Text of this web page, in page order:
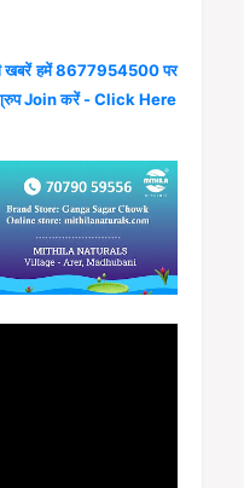
खबरें हमें 8677954500 पर
ग्रुप Join करें - Click Here